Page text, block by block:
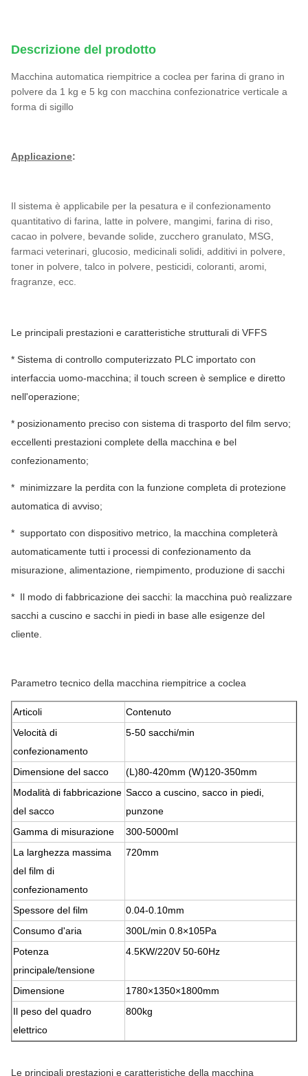
Descrizione del prodotto
Macchina automatica riempitrice a coclea per farina di grano in
polvere da 1 kg e 5 kg con macchina confezionatrice verticale a
forma di sigillo
Applicazione:
Il sistema è applicabile per la pesatura e il confezionamento
quantitativo di farina, latte in polvere, mangimi, farina di riso,
cacao in polvere, bevande solide, zucchero granulato, MSG,
farmaci veterinari, glucosio, medicinali solidi, additivi in polvere,
toner in polvere, talco in polvere, pesticidi, coloranti, aromi,
fragranze, ecc.
Le principali prestazioni e caratteristiche strutturali di VFFS
* Sistema di controllo computerizzato PLC importato con
interfaccia uomo-macchina; il touch screen è semplice e diretto
nell'operazione;
* posizionamento preciso con sistema di trasporto del film servo;
eccellenti prestazioni complete della macchina e bel
confezionamento;
* minimizzare la perdita con la funzione completa di protezione
automatica di avviso;
* supportato con dispositivo metrico, la macchina completerà
automaticamente tutti i processi di confezionamento da
misurazione, alimentazione, riempimento, produzione di sacchi
* Il modo di fabbricazione dei sacchi: la macchina può realizzare
sacchi a cuscino e sacchi in piedi in base alle esigenze del
cliente.
Parametro tecnico della macchina riempitrice a coclea
Articoli
Contenuto
Velocità di
confezionamento
5-50 sacchi/min
Dimensione del sacco
(L)80-420mm (W)120-350mm
Modalità di fabbricazione
del sacco
Sacco a cuscino, sacco in piedi,
punzone
Gamma di misurazione
300-5000ml
La larghezza massima
del film di
confezionamento
720mm
Spessore del film
0.04-0.10mm
Consumo d'aria
300L/min 0.8×105Pa
Potenza
principale/tensione
4.5KW/220V 50-60Hz
Dimensione
1780×1350×1800mm
Il peso del quadro
elettrico
800kg
Le principali prestazioni e caratteristiche della macchina